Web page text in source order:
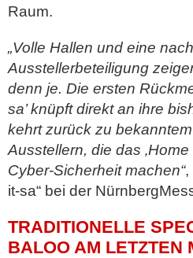
Raum.
„Volle Hallen und eine
Ausstellerbeteiligung
denn je. Die ersten
sa’ knüpft direkt an ihre
kehrt zurück zu
Ausstellern, die das
Cyber-Sicherheit machen“,
it-sa“ bei der
TRADITIONELLE
BALOO AM LETZTEN